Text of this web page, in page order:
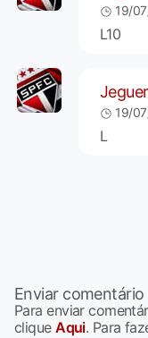
19/
L10
19/
L
Enviar comentário
Para enviar
cliqueAqui. Para